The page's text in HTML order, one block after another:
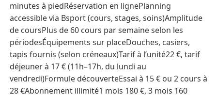
minutes à piedRéservation en lignePlanning
accessible via Bsport (cours, stages, soins)Amplitude
de coursPlus de 60 cours par semaine selon les
périodesÉquipements sur placeDouches, casiers,
tapis fournis (selon créneaux)Tarif à l’unité22 €, tarif
déjeuner à 17 € (11h–17h, du lundi au
vendredi)Formule découverteEssai à 15 € ou 2 cours à
28 €Abonnement illimité1 mois 180 €, 3 mois 160